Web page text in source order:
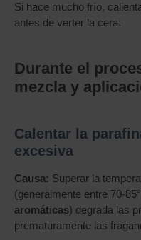
Si hace mucho frío,
antes de verter la cera.
Durante el
mezcla y
Calentar la
excesiva
Causa: Superar la
(generalmente entre 70-
aromáticas) degrada las
prematuramente las